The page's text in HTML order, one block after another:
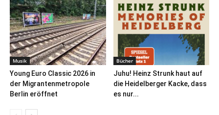
Musik
Young Euro Classic 2026 in
der Migrantenmetropole
Berlin eröffnet
Bücher
Juhu! Heinz Strunk haut auf
die Heidelberger Kacke, dass
es nur...